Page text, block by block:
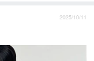
2025/10/11